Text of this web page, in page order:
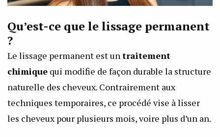
Qu’est-ce que le lissage permanent
?
Le lissage permanent est untraitement
chimique qui modifie de façon durable la structure
naturelle des cheveux. Contrairement aux
techniques temporaires, ce procédé vise à lisser
les cheveux pour plusieurs mois, voire plus d’un an.